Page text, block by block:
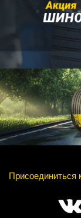
Присоединиться